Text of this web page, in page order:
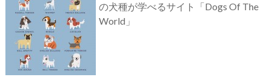
の犬種が学べるサイト「Dogs Of The
World」